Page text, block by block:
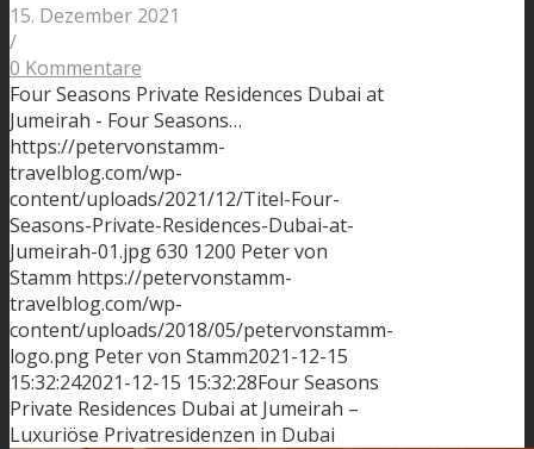
15. Dezember 2021
/
0 Kommentare
Four Seasons Private Residences Dubai at
Jumeirah - Four Seasons…
https://petervonstamm-
travelblog.com/wp-
content/uploads/2021/12/Titel-Four-
Seasons-Private-Residences-Dubai-at-
Jumeirah-01.jpg630 1200 Peter von
Stamm https://petervonstamm-
travelblog.com/wp-
content/uploads/2018/05/petervonstamm-
logo.png Peter von Stamm2021-12-15
15:32:242021-12-15 15:32:28Four Seasons
Private Residences Dubai at Jumeirah –
Luxuriöse Privatresidenzen in Dubai